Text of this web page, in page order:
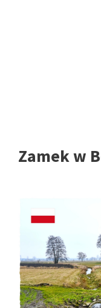
Zamek w